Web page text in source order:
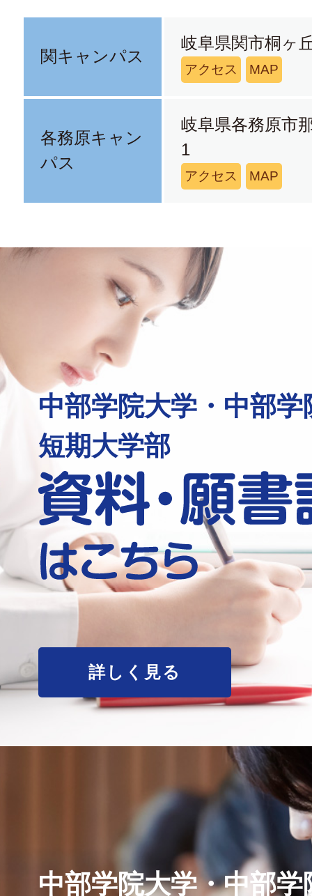
関キャンパス
岐阜県関市桐ヶ
アクセス MAP
各務原キャン
パス
岐阜県各務原市
1
アクセス MAP
中部学院大学・中部学
短期大学部
詳しく見る
中部学院大学・中部学